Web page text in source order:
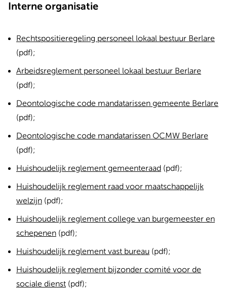
Interne organisatie
Rechtspositieregeling personeel lokaal bestuur Berlare
(pdf);
Arbeidsreglement personeel lokaal bestuur Berlare
(pdf);
Deontologische code mandatarissen gemeente Berlare
(pdf);
Deontologische code mandatarissen OCMW Berlare
(pdf);
Huishoudelijk reglement gemeenteraad (pdf);
Huishoudelijk reglement raad voor maatschappelijk
welzijn (pdf);
Huishoudelijk reglement college van burgemeester en
schepenen (pdf);
Huishoudelijk reglement vast bureau (pdf);
Huishoudelijk reglement bijzonder comité voor de
sociale dienst (pdf);